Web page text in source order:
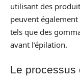
utilisant des
peuvent
tels que des
avant l’épilation.
Le processus